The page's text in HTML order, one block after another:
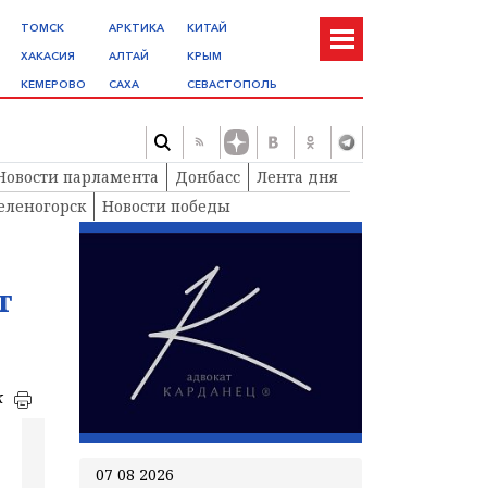
ТОМСК
ХАКАСИЯ
КЕМЕРОВО
АРКТИКА
АЛТАЙ
САХА
КИТАЙ
КРЫМ
СЕВАСТОПОЛЬ
парламента Донбасс
Лента дня
Новости победы
07 08 2026